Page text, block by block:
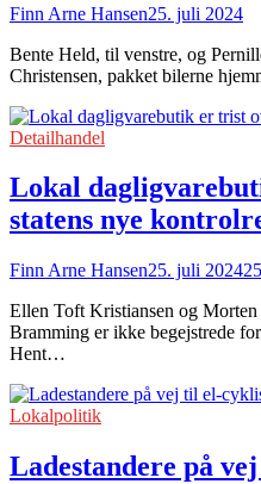
Finn Arne Hansen25. juli 2024
Bente Held, til venstre, og
Christensen, pakket bilerne
Detailhandel
Lokal
statens nye
Finn Arne Hansen25. juli 2024
Ellen Toft Kristiansen og
Bramming er ikke begejstrede
Hent…
Lokalpolitik
Ladestandere på